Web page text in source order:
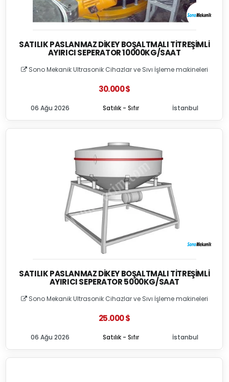
SATILIK PASLANMAZ DIKEY BOŞALTMALI TITREŞIMLI
AYIRICI SEPERATOR 10000KG/SAAT
Sono Mekanik Ultrasonik Cihazlar ve Sıvı İşleme makineleri
30.000 $
Satılık - Sıfır
06 Ağu 2026 İstanbul
SATILIK PASLANMAZ DIKEY BOŞALTMALI TITREŞIMLI
AYIRICI SEPERATOR 5000KG/SAAT
Sono Mekanik Ultrasonik Cihazlar ve Sıvı İşleme makineleri
25.000 $
Satılık - Sıfır
06 Ağu 2026 İstanbul